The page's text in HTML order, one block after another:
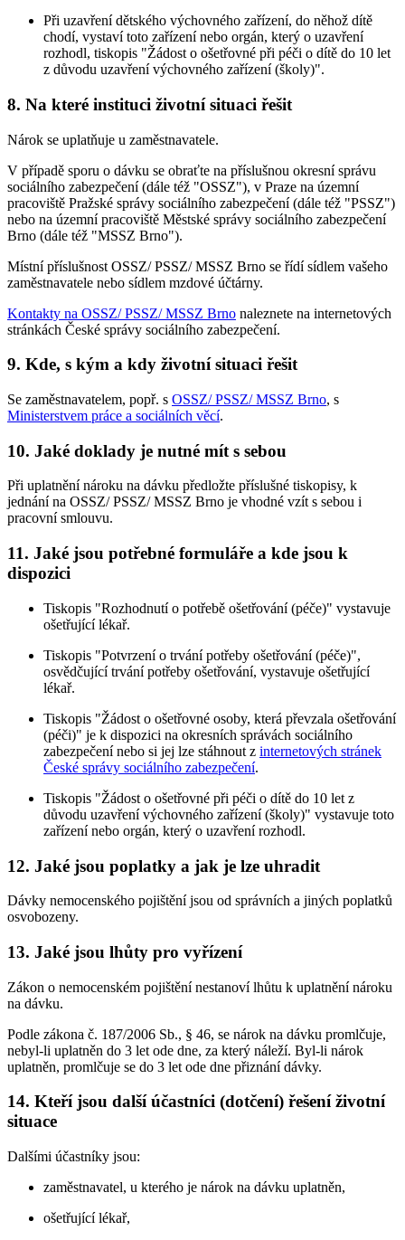
Při uzavření dětského výchovného zařízení, do něhož dítě
chodí, vystaví toto zařízení nebo orgán, který o uzavření
rozhodl, tiskopis "Žádost o ošetřovné při péči o dítě do 10 let
z důvodu uzavření výchovného zařízení (školy)".
8. Na které instituci životní situaci řešit
Nárok se uplatňuje u zaměstnavatele.
V případě sporu o dávku se obraťte na příslušnou okresní správu
sociálního zabezpečení (dále též "OSSZ"), v Praze na územní
pracoviště Pražské správy sociálního zabezpečení (dále též "PSSZ")
nebo na územní pracoviště Městské správy sociálního zabezpečení
Brno (dále též "MSSZ Brno").
Místní příslušnost OSSZ/ PSSZ/ MSSZ Brno se řídí sídlem vašeho
zaměstnavatele nebo sídlem mzdové účtárny.
Kontakty na OSSZ/ PSSZ/ MSSZ Brno naleznete na internetových
stránkách České správy sociálního zabezpečení.
9. Kde, s kým a kdy životní situaci řešit
Se zaměstnavatelem, popř. s OSSZ/ PSSZ/ MSSZ Brno, s
Ministerstvem práce a sociálních věcí.
10. Jaké doklady je nutné mít s sebou
Při uplatnění nároku na dávku předložte příslušné tiskopisy, k
jednání na OSSZ/ PSSZ/ MSSZ Brno je vhodné vzít s sebou i
pracovní smlouvu.
11. Jaké jsou potřebné formuláře a kde jsou k
dispozici
Tiskopis "Rozhodnutí o potřebě ošetřování (péče)" vystavuje
ošetřující lékař.
Tiskopis "Potvrzení o trvání potřeby ošetřování (péče)",
osvědčující trvání potřeby ošetřování, vystavuje ošetřující
lékař.
Tiskopis "Žádost o ošetřovné osoby, která převzala ošetřování
(péči)" je k dispozici na okresních správách sociálního
zabezpečení nebo si jej lze stáhnout z internetových stránek
České správy sociálního zabezpečení.
Tiskopis "Žádost o ošetřovné při péči o dítě do 10 let z
důvodu uzavření výchovného zařízení (školy)" vystavuje toto
zařízení nebo orgán, který o uzavření rozhodl.
12. Jaké jsou poplatky a jak je lze uhradit
Dávky nemocenského pojištění jsou od správních a jiných poplatků
osvobozeny.
13. Jaké jsou lhůty pro vyřízení
Zákon o nemocenském pojištění nestanoví lhůtu k uplatnění nároku
na dávku.
Podle zákona č. 187/2006 Sb., § 46, se nárok na dávku promlčuje,
nebyl-li uplatněn do 3 let ode dne, za který náleží. Byl-li nárok
uplatněn, promlčuje se do 3 let ode dne přiznání dávky.
14. Kteří jsou další účastníci (dotčení) řešení životní
situace
Dalšími účastníky jsou:
zaměstnavatel, u kterého je nárok na dávku uplatněn,
ošetřující lékař,